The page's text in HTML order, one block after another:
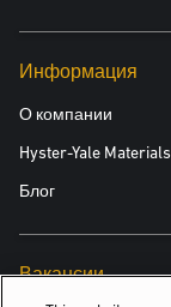
Информация
О компании
Hyster-Yale
Блог
Вакансии